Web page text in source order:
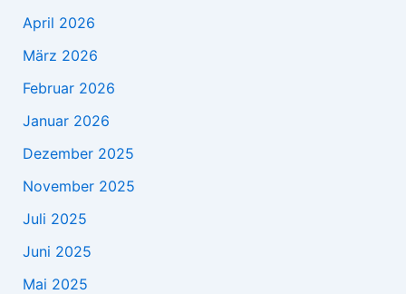
April 2026
März 2026
Februar 2026
Januar 2026
Dezember 2025
November 2025
Juli 2025
Juni 2025
Mai 2025